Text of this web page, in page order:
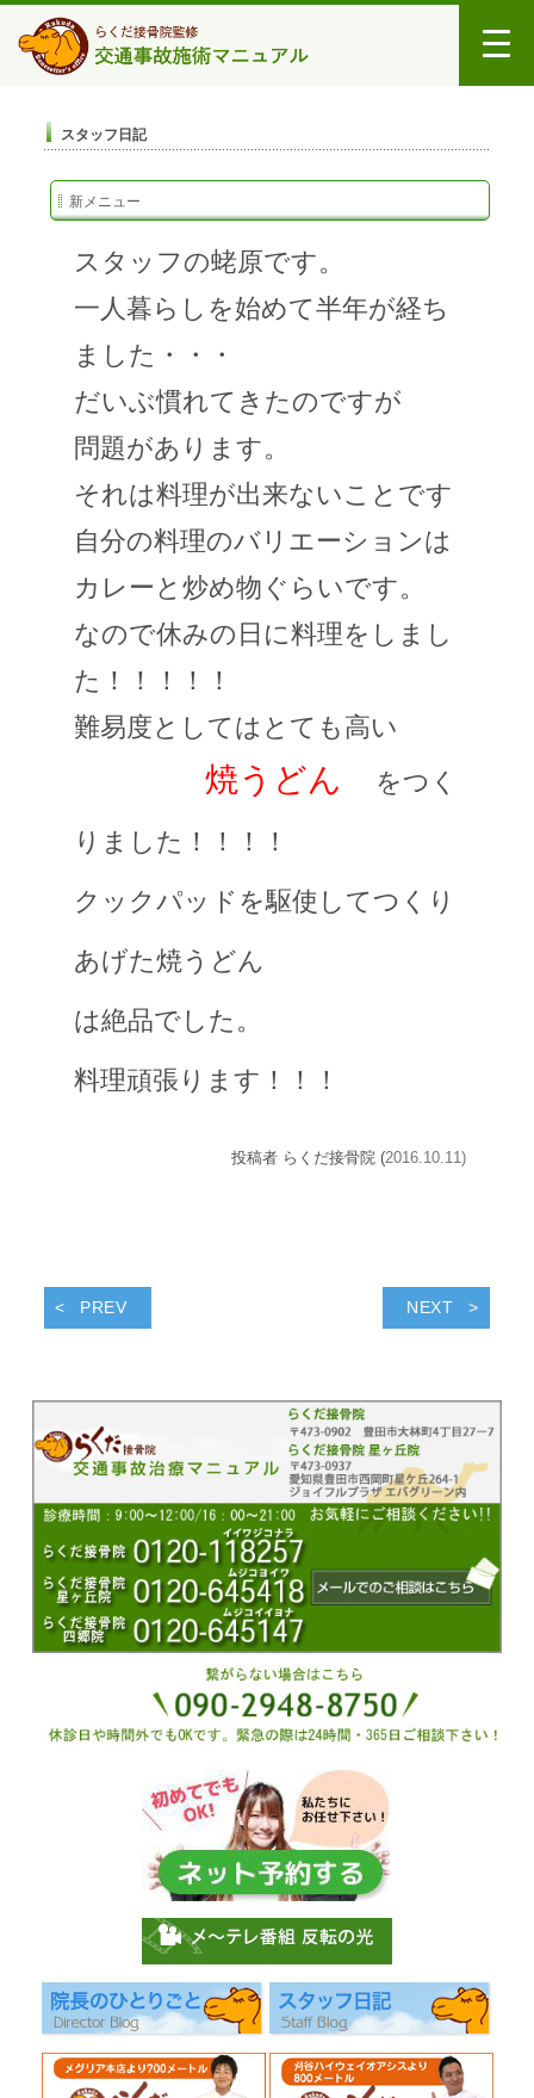
スタッフ日記
新メニュー
スタッフの蛯原です。
一人暮らしを始めて半年が経ち
ました・・・
だいぶ慣れてきたのですが
問題があります。
それは料理が出来ないことです
自分の料理のバリエーションは
カレーと炒め物ぐらいです。
なので休みの日に料理をしまし
た！！！！！
難易度としてはとても高い
焼うどん
をつく
りました！！！！
クックパッドを駆使してつくり
あげた焼うどん
は絶品でした。
料理頑張ります！！！
投稿者 らくだ接骨院 (2016.10.11)
PREV NEXT